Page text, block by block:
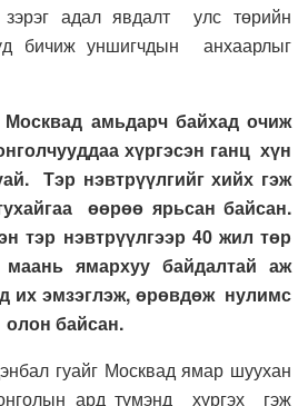
зэрэг адал явдалт улс төрийн
бичиж уншигчдын анхаарлыг
амьдарч байхад очиж
хүргэсэн ганц хүн
Тэр нэвтрүүлгийг хийх гэж
өөрөө ярьсан байсан.
тэр нэвтрүүлгээр 40 жил төр
маань ямархуу байдалтай аж
их эмзэглэж, өрөвдөж нулимс
байсан.
гуайг Москвад ямар шуухан
ард түмэнд хүргэх гэж